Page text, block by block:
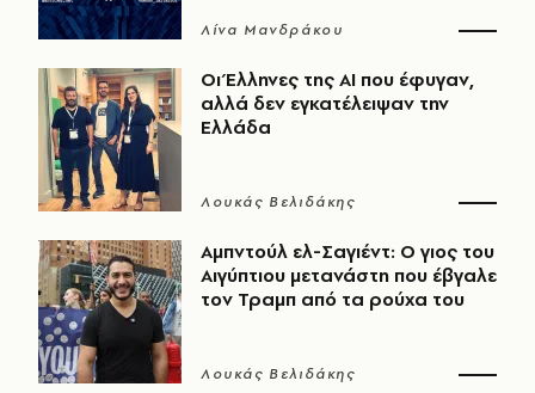
Λίνα Μανδράκου
Οι Έλληνες της ΑΙ που έφυγαν,
αλλά δεν εγκατέλειψαν την
Ελλάδα
Λουκάς Βελιδάκης
Αμπντούλ ελ-Σαγιέντ: Ο γιος του
Αιγύπτιου μετανάστη που έβγαλε
τον Τραμπ από τα ρούχα του
Λουκάς Βελιδάκης